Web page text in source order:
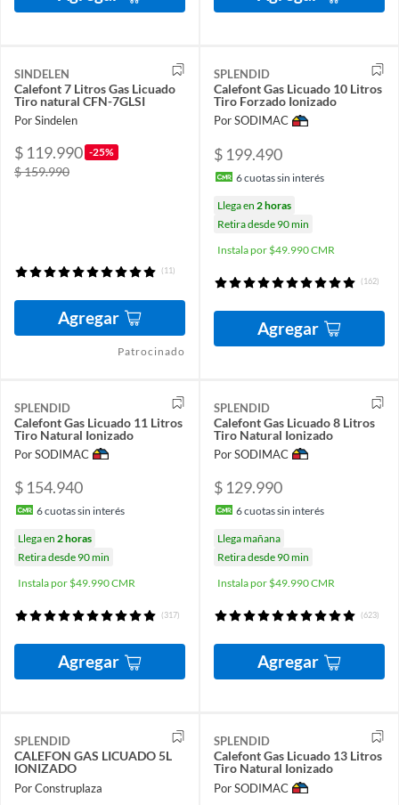
SINDELEN
Calefont 7 Litros Gas Licuado
Tiro natural CFN-7GLSI
Por Sindelen
$ 119.990 -25%
$ 159.990
(11)
Agregar
Patrocinado
SPLENDID
Calefont Gas Licuado 10 Litros
Tiro Forzado Ionizado
Por SODIMAC
$ 199.490
6cuotas sin interés
Llega en 2 horas
Retira desde 90 min
Instala por $49.990 CMR
(162)
Agregar
SPLENDID
Calefont Gas Licuado 11 Litros
Tiro Natural Ionizado
Por SODIMAC
$ 154.940
6cuotas sin interés
Llega en 2 horas
Retira desde 90 min
Instala por $49.990 CMR
(317)
Agregar
SPLENDID
Calefont Gas Licuado 8 Litros
Tiro Natural Ionizado
Por SODIMAC
$ 129.990
6cuotas sin interés
Llega mañana
Retira desde 90 min
Instala por $49.990 CMR
(623)
Agregar
SPLENDID
CALEFON GAS LICUADO 5L
IONIZADO
Por Construplaza
SPLENDID
Calefont Gas Licuado 13 Litros
Tiro Natural Ionizado
Por SODIMAC